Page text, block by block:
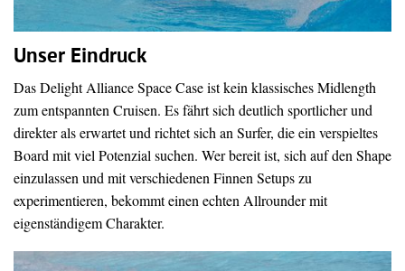
Unser Eindruck
Das Delight Alliance Space Case ist kein klassisches Midlength
zum entspannten Cruisen. Es fährt sich deutlich sportlicher und
direkter als erwartet und richtet sich an Surfer, die ein verspieltes
Board mit viel Potenzial suchen. Wer bereit ist, sich auf den Shape
einzulassen und mit verschiedenen Finnen Setups zu
experimentieren, bekommt einen echten Allrounder mit
eigenständigem Charakter.